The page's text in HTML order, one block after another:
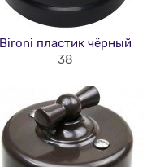
Bironi пластик чёрный
38